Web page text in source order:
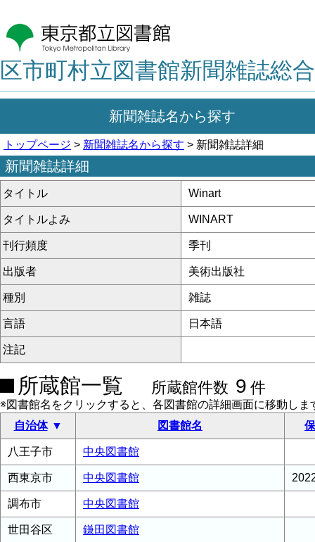
区市町村立図書館新聞雑誌総
新聞雑誌名から探す
トップページ > 新聞雑誌名から探す > 新聞雑誌詳細
新聞雑誌詳細
タイトル Winart
タイトルよみ WINART
刊行頻度 季刊
出版者 美術出版社
種別 雑誌
言語 日本語
注記
所蔵館一覧 所蔵館件数 9 件
※図書館名をクリックすると、各図書館の詳細画面に移動しま
自治体
図書館名
八王子市 中央図書館
西東京市 中央図書館
調布市 中央図書館
世田谷区 鎌田図書館